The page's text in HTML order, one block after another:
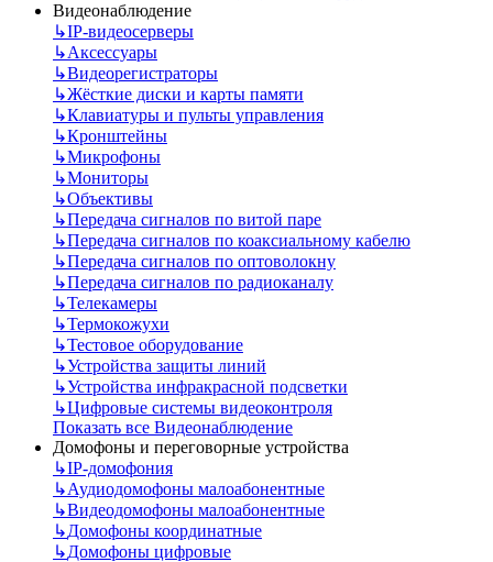
Видеонаблюдение
↳IP-видеосерверы
↳Аксессуары
↳Видеорегистраторы
↳Жёсткие диски и карты памяти
↳Клавиатуры и пульты управления
↳Кронштейны
↳Микрофоны
↳Мониторы
↳Объективы
↳Передача сигналов по витой паре
↳Передача сигналов по коаксиальному кабелю
↳Передача сигналов по оптоволокну
↳Передача сигналов по радиоканалу
↳Телекамеры
↳Термокожухи
↳Тестовое оборудование
↳Устройства защиты линий
↳Устройства инфракрасной подсветки
↳Цифровые системы видеоконтроля
Показать все Видеонаблюдение
Домофоны и переговорные устройства
↳IP-домофония
↳Аудиодомофоны малоабонентные
↳Видеодомофоны малоабонентные
↳Домофоны координатные
↳Домофоны цифровые